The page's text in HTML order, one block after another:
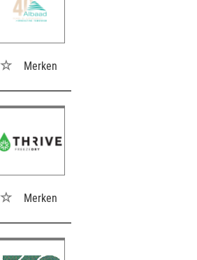
Merken
Merken